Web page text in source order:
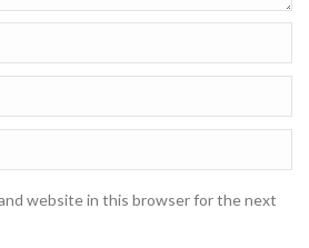
and website in this browser for the next